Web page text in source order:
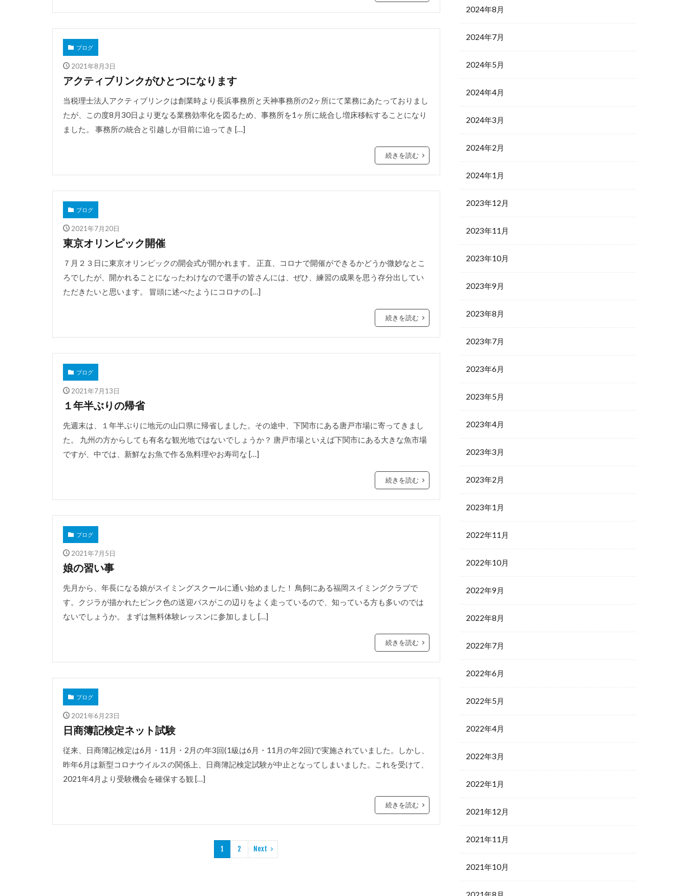
ブログ
2021年8月3日
アクティブリンクがひとつになります
当税理士法人アクティブリンクは創業時より長浜事務所と天神事務所の2ヶ所にて業務にあたっておりまし
たが、この度8月30日より更なる業務効率化を図るため、事務所を1ヶ所に統合し増床移転することになり
ました。 事務所の統合と引越しが目前に迫ってき […]
続きを読む
ブログ
2021年7月20日
東京オリンピック開催
７月２３日に東京オリンピックの開会式が開かれます。 正直、コロナで開催ができるかどうか微妙なとこ
ろでしたが、開かれることになったわけなので選手の皆さんには、ぜひ、練習の成果を思う存分出してい
ただきたいと思います。 冒頭に述べたようにコロナの […]
続きを読む
ブログ
2021年7月13日
１年半ぶりの帰省
先週末は、１年半ぶりに地元の山口県に帰省しました。その途中、下関市にある唐戸市場に寄ってきまし
た。 九州の方からしても有名な観光地ではないでしょうか？ 唐戸市場といえば下関市にある大きな魚市場
ですが、中では、新鮮なお魚で作る魚料理やお寿司な […]
続きを読む
ブログ
2021年7月5日
娘の習い事
先月から、年長になる娘がスイミングスクールに通い始めました！ 鳥飼にある福岡スイミングクラブで
す。クジラが描かれたピンク色の送迎バスがこの辺りをよく走っているので、知っている方も多いのでは
ないでしょうか。 まずは無料体験レッスンに参加しまし […]
続きを読む
ブログ
2021年6月23日
日商簿記検定ネット試験
従来、日商簿記検定は6月・11月・2月の年3回(1級は6月・11月の年2回)で実施されていました。しかし、
昨年6月は新型コロナウイルスの関係上、日商簿記検定試験が中止となってしまいました。これを受けて、
2021年4月より受験機会を確保する観 […]
続きを読む
1 2 Next
2024年8月
2024年7月
2024年5月
2024年4月
2024年3月
2024年2月
2024年1月
2023年12月
2023年11月
2023年10月
2023年9月
2023年8月
2023年7月
2023年6月
2023年5月
2023年4月
2023年3月
2023年2月
2023年1月
2022年11月
2022年10月
2022年9月
2022年8月
2022年7月
2022年6月
2022年5月
2022年4月
2022年3月
2022年1月
2021年12月
2021年11月
2021年10月